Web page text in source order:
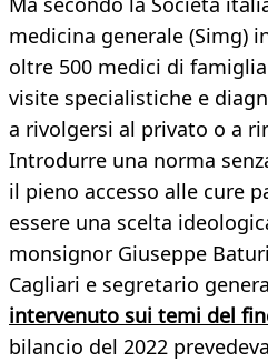
medicina generale (Simg)
oltre 500 medici di
visite specialistiche e
a rivolgersi al privato o a
Introdurre una norma
il pieno accesso alle cure
essere una scelta
monsignor Giuseppe
Cagliari e segretario
intervenuto sui temi del
bilancio del 2022